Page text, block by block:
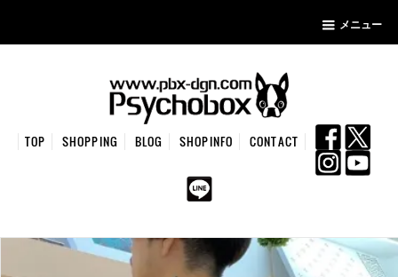
メニュー
TOP SHOPPING BLOG SHOPINFO CONTACT